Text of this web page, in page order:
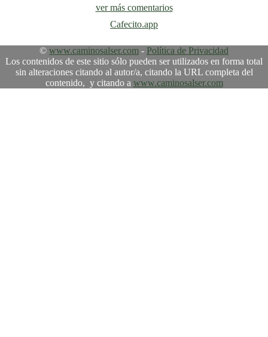
ver más comentarios
Cafecito.app
© www.caminosalser.com - Política de Privacidad
Los contenidos de este sitio sólo pueden ser utilizados en forma total
sin alteraciones citando al autor/a, citando la URL completa del
contenido, y citando a www.caminosalser.com